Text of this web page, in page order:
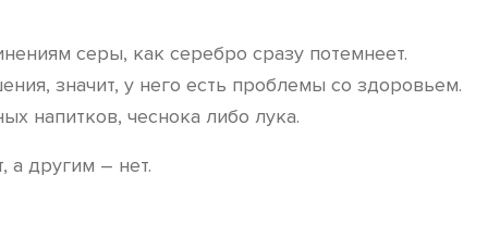
серы, как серебро сразу потемнеет.
значит, у него есть проблемы со здоровьем.
напитков, чеснока либо лука.
а другим – нет.